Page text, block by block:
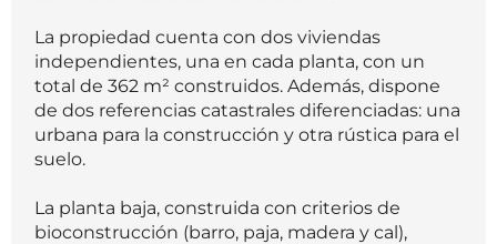
La propiedad cuenta con dos viviendas
independientes, una en cada planta, con un
total de 362 m² construidos. Además, dispone
de dos referencias catastrales diferenciadas: una
urbana para la construcción y otra rústica para el
suelo.
La planta baja, construida con criterios de
bioconstrucción (barro, paja, madera y cal),